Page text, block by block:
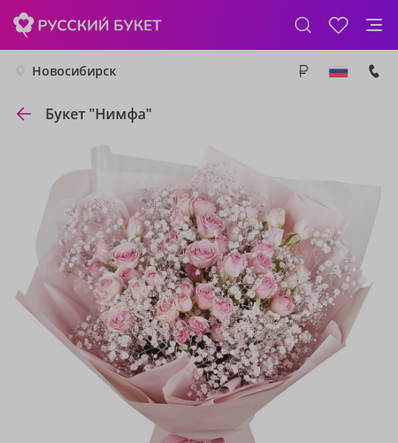
Новосибирск
Букет "Нимфа"